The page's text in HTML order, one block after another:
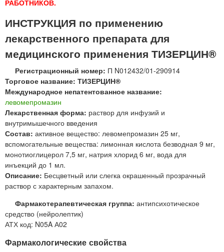
РАБОТНИКОВ.
ИНСТРУКЦИЯ по применению
лекарственного препарата для
медицинского применения ТИЗЕРЦИН®
Регистрационный номер: П N012432/01-290914
Торговое название: ТИЗЕРЦИН®
Международное непатентованное название:
левомепромазин
Лекарственная форма: раствор для инфузий и
внутримышечного введения
Состав: активное вещество: левомепромазин 25 мг,
вспомогательные вещества: лимонная кислота безводная 9 мг,
монотиоглицерол 7,5 мг, натрия хлорид 6 мг, вода для
инъекций до 1 мл.
Описание: Бесцветный или слегка окрашенный прозрачный
раствор с характерным запахом.
Фармакотерапевтическая группа: антипсихотическое
средство (нейролептик)
АТХ код: N05A А02
Фармакологические свойства